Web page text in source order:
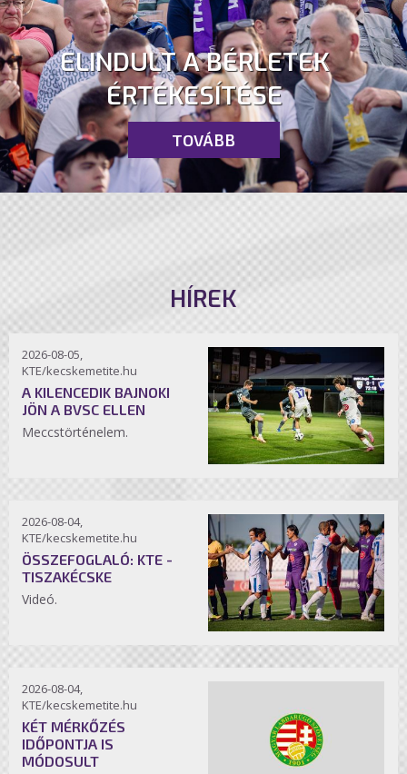
ELINDULT A BÉRLETEK
ÉRTÉKESÍTÉSE
TOVÁBB
HÍREK
2026-08-05,
KTE/kecskemetite.hu
A KILENCEDIK BAJNOKI
JÖN A BVSC ELLEN
Meccstörténelem.
2026-08-04,
KTE/kecskemetite.hu
ÖSSZEFOGLALÓ: KTE -
TISZAKÉCSKE
Videó.
2026-08-04,
KTE/kecskemetite.hu
KÉT MÉRKŐZÉS
IDŐPONTJA IS
MÓDOSULT